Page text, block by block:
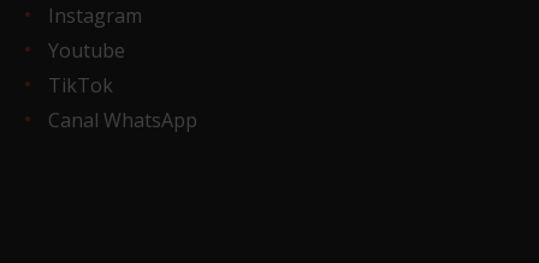
Instagram
Youtube
TikTok
Canal WhatsApp